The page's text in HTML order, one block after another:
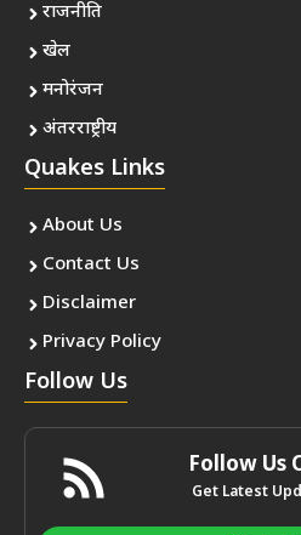
राजनीति
खेल
मनोरंजन
अंतरराष्ट्रीय
Quakes Links
About Us
Contact Us
Disclaimer
Privacy Policy
Follow Us
Follow Us
Get Latest